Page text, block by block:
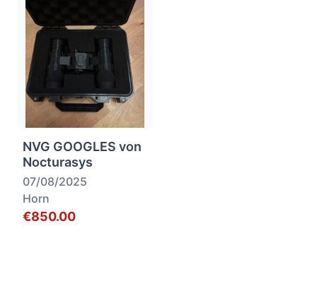
NVG GOOGLES von
Nocturasys
07/08/2025
Horn
€850.00